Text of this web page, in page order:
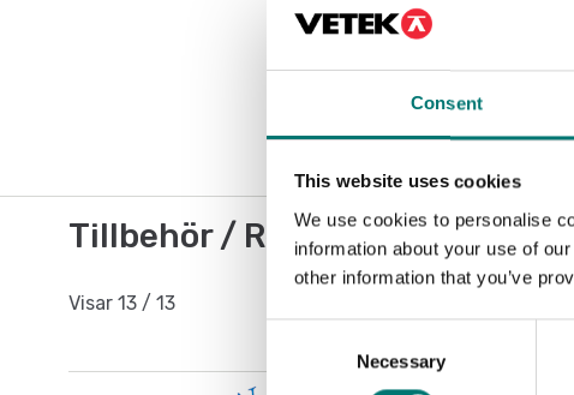
Consent
This website uses cookies
We use cookies to personalise
information about your use of
other information that you’ve
Necessary
Tillbehör / Reservdelar
Visar 13 / 13